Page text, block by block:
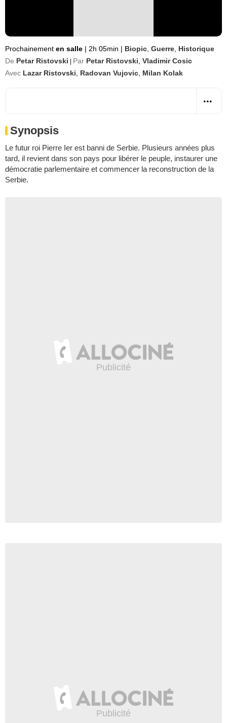
Prochainement en salle | 2h 05min | Biopic Guerre Historique
De Petar Ristovski Par Petar Ristovski Vladimir Cosic
Avec Lazar Ristovski Radovan Vujovic Milan Kolak
Synopsis
Le futur roi Pierre Ier est banni de Serbie. Plusieurs années plus
tard, il revient dans son pays pour libérer le peuple, instaurer une
démocratie parlementaire et commencer la reconstruction de la
Serbie.